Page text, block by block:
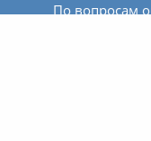
По вопросам